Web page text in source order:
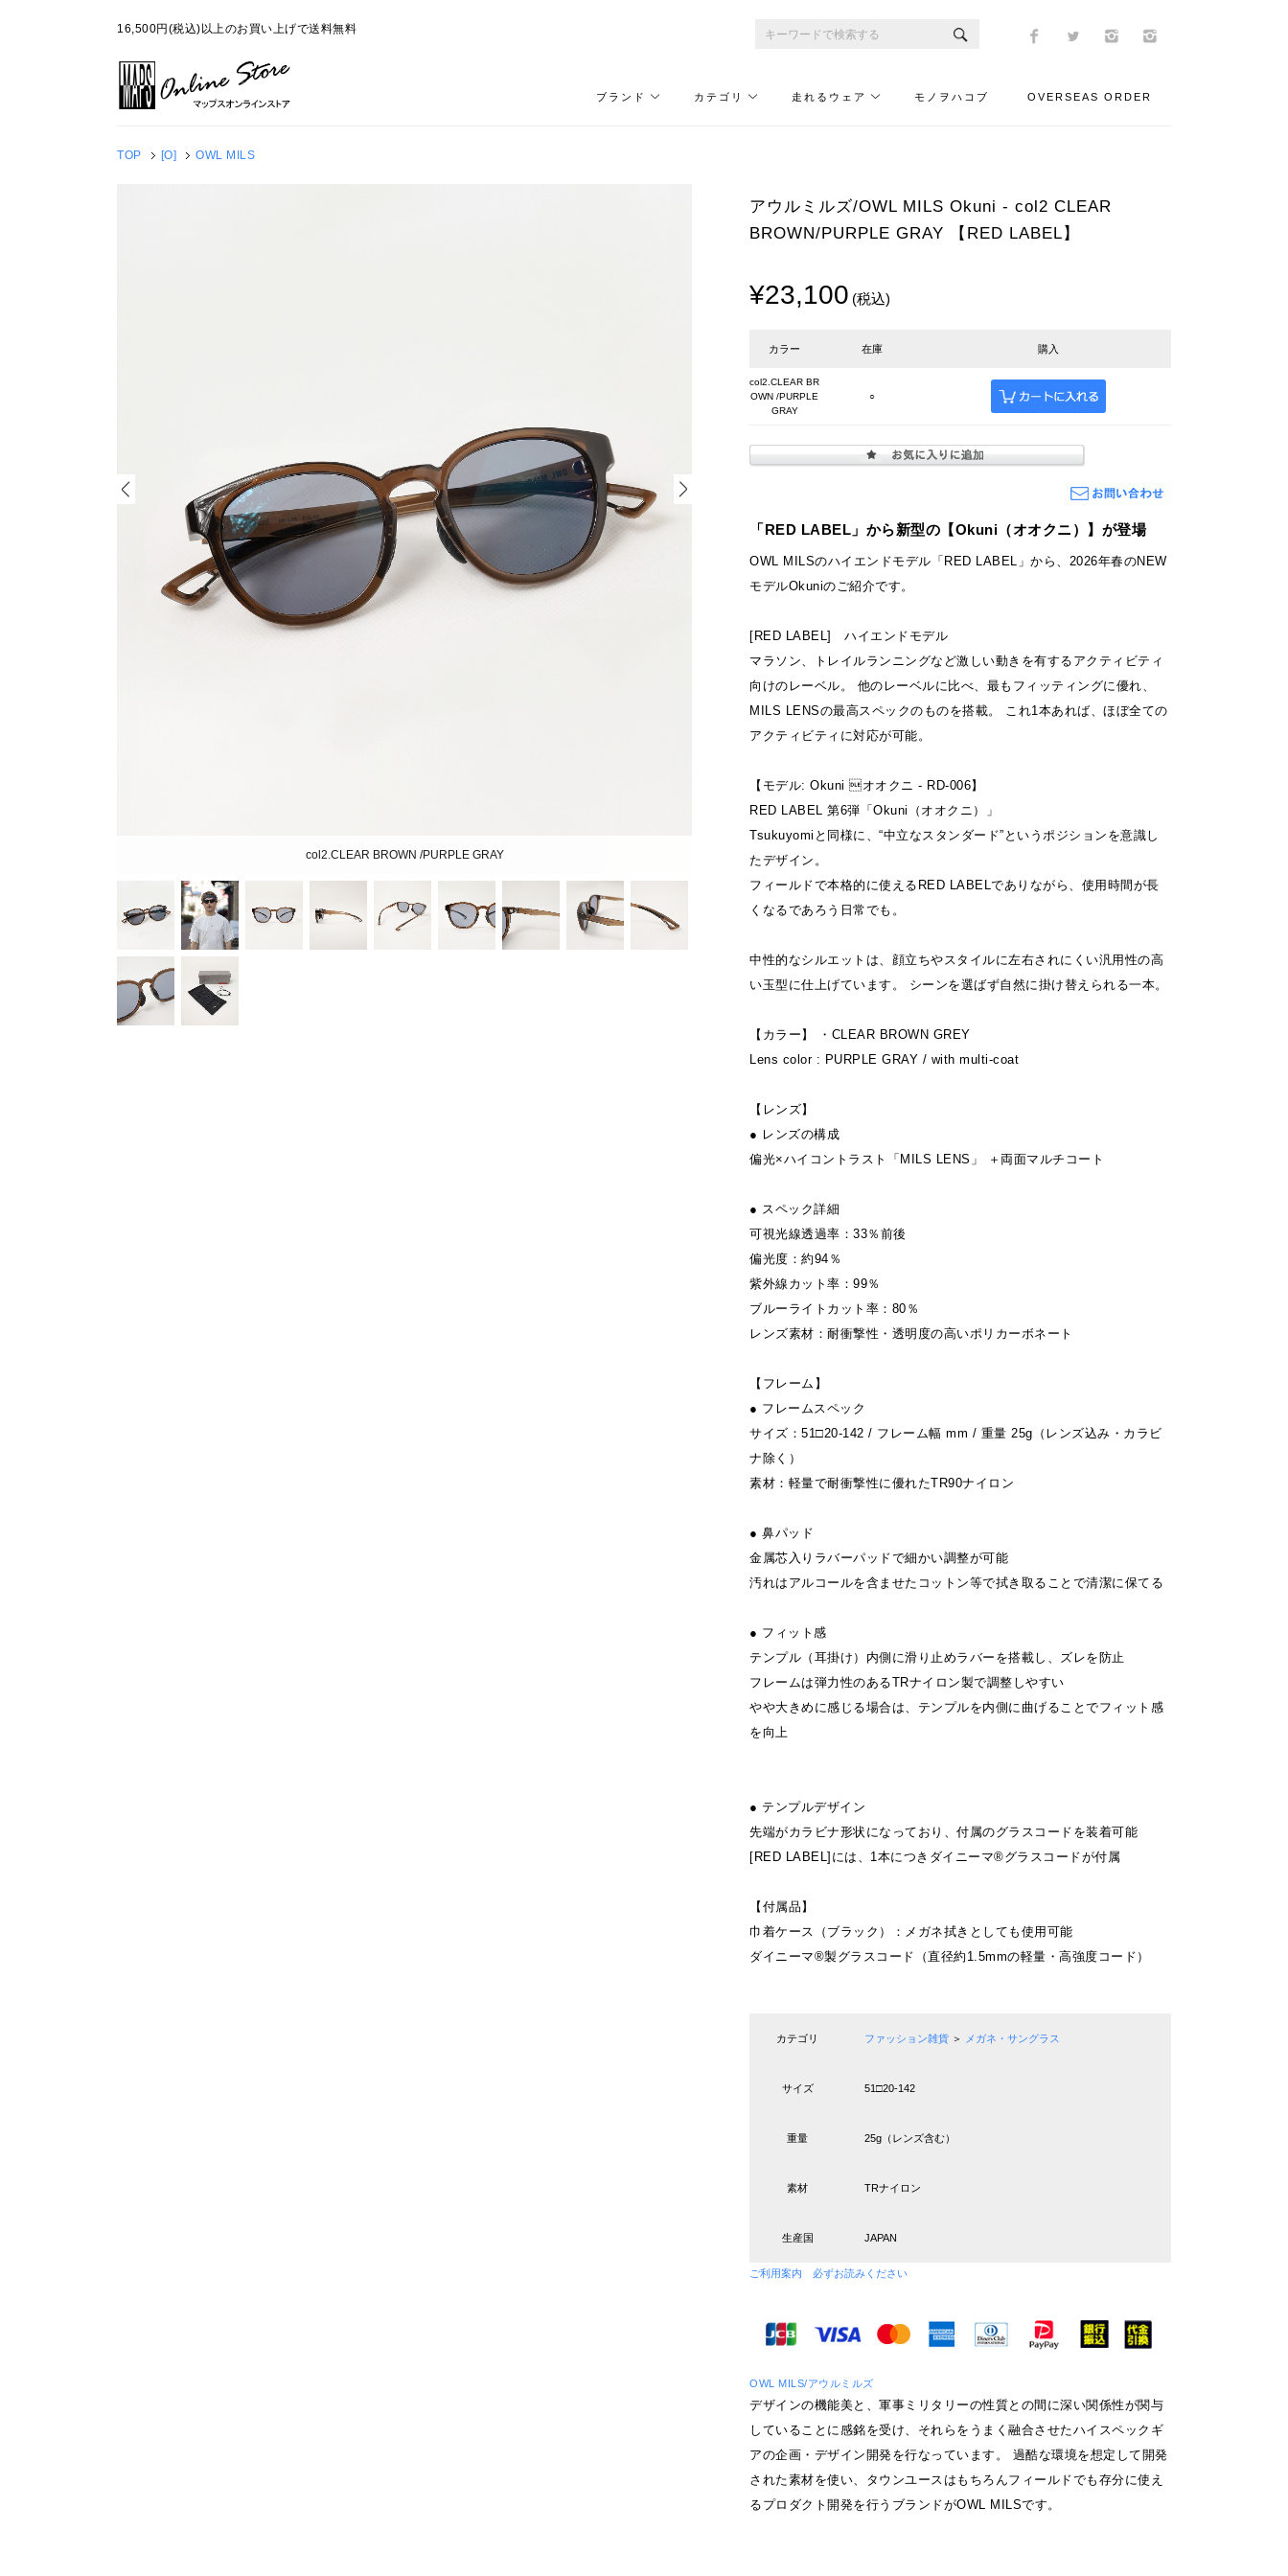
16,500円(税込)以上のお買い上げで送料無料
ブランド カテゴリ 走れるウェア モノヲハコブ OVERSEAS ORDER
TOP [O] OWL MILS
col2.CLEAR BROWN /PURPLE GRAY
アウルミルズ/OWL MILS Okuni - col2 CLEAR
BROWN/PURPLE GRAY 【RED LABEL】
¥23,100 (税込)
カラー 在庫 購入
col2.CLEAR BR
OWN /PURPLE
GRAY
○
「RED LABEL」から新型の【Okuni（オオクニ）】が登場
OWL MILSのハイエンドモデル「RED LABEL」から、2026年春のNEW
モデルOkuniのご紹介です。
[RED LABEL] ハイエンドモデル
マラソン、トレイルランニングなど激しい動きを有するアクティビティ
向けのレーベル。 他のレーベルに比べ、最もフィッティングに優れ、
MILS LENSの最高スペックのものを搭載。 これ1本あれば、ほぼ全ての
アクティビティに対応が可能。
【モデル: Okuni オオクニ - RD-006】
RED LABEL 第6弾「Okuni（オオクニ）」
Tsukuyomiと同様に、“中立なスタンダード”というポジションを意識し
たデザイン。
フィールドで本格的に使えるRED LABELでありながら、使用時間が長
くなるであろう日常でも。
中性的なシルエットは、顔立ちやスタイルに左右されにくい汎用性の高
い玉型に仕上げています。 シーンを選ばず自然に掛け替えられる一本。
【カラー】 ・CLEAR BROWN GREY
Lens color : PURPLE GRAY / with multi-coat
【レンズ】
● レンズの構成
偏光×ハイコントラスト「MILS LENS」 ＋両面マルチコート
● スペック詳細
可視光線透過率：33％前後
偏光度：約94％
紫外線カット率：99％
ブルーライトカット率：80％
レンズ素材：耐衝撃性・透明度の高いポリカーボネート
【フレーム】
● フレームスペック
サイズ：51□20-142 / フレーム幅 mm / 重量 25g（レンズ込み・カラビ
ナ除く）
素材：軽量で耐衝撃性に優れたTR90ナイロン
● 鼻パッド
金属芯入りラバーパッドで細かい調整が可能
汚れはアルコールを含ませたコットン等で拭き取ることで清潔に保てる
● フィット感
テンプル（耳掛け）内側に滑り止めラバーを搭載し、ズレを防止
フレームは弾力性のあるTRナイロン製で調整しやすい
やや大きめに感じる場合は、テンプルを内側に曲げることでフィット感
を向上
● テンプルデザイン
先端がカラビナ形状になっており、付属のグラスコードを装着可能
[RED LABEL]には、1本につきダイニーマ®グラスコードが付属
【付属品】
巾着ケース（ブラック）：メガネ拭きとしても使用可能
ダイニーマ®製グラスコード（直径約1.5mmの軽量・高強度コード）
カテゴリ ファッション雑貨 ＞ メガネ・サングラス
サイズ 51□20-142
重量 25g（レンズ含む）
素材 TRナイロン
生産国 JAPAN
ご利用案内 必ずお読みください
OWL MILS/アウルミルズ
デザインの機能美と、軍事ミリタリーの性質との間に深い関係性が関与
していることに感銘を受け、それらをうまく融合させたハイスペックギ
アの企画・デザイン開発を行なっています。 過酷な環境を想定して開発
された素材を使い、タウンユースはもちろんフィールドでも存分に使え
るプロダクト開発を行うブランドがOWL MILSです。